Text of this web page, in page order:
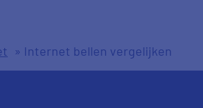
» Internet bellen vergelijken